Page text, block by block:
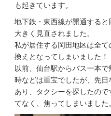
も起きています。
地下鉄・東西線が開通する
大きく見直されました。
私が居住する岡田地区は全
換えとなってしまいました！
以前、仙台駅からバス一本
時などは重宝でしたが、先
あり、タクシーを探したの
てなく、焦ってしまいました